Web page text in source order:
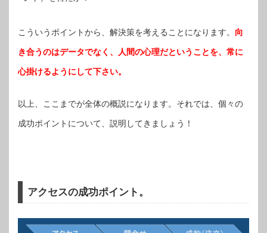
こういうポイントから、解決策を考えることになります。 向
き合うのはデータでなく、人間の心理だということを、常に
心掛けるようにして下さい。
以上、ここまでが全体の概説になります。それでは、個々の
成功ポイントについて、説明してきましょう！
アクセスの成功ポイント。